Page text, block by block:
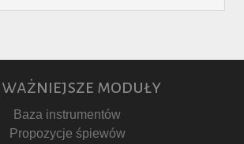
moduły
Baza instrumentów
Propozycje śpiewów